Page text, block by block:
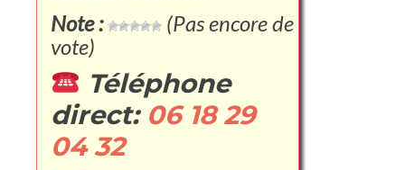
Note :
(Pas encore de
vote)
Téléphone
direct: 06 18 29
04 32